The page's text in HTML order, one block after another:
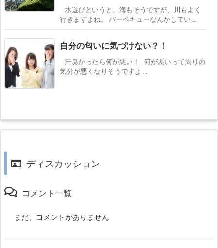
水遊びというと、海もそうですが、川もよく
行きますよね。 バーベキューなんかしてい ...
自分の匂いに気づけない？！
汗臭かったら何が悪い！ 何が悪いって周りの
気分が悪くなりそうですよ ...
ディスカッション
コメント一覧
まだ、コメントがありません